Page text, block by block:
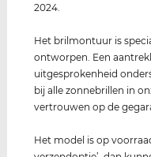
2024.
Het brilmontuur is
ontworpen. Een
uitgesprokenheid
bij alle zonnebrillen in
vertrouwen op de
Het model is op